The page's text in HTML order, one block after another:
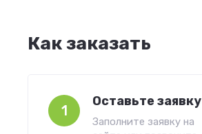
Как заказать
1
Оставьте заявку
Заполните заявку на